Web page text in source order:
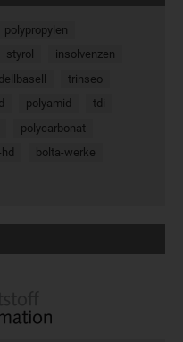
polypropylen
styrol
insolvenzen
trinseo
polyamid
tdi
polycarbonat
bolta-werke